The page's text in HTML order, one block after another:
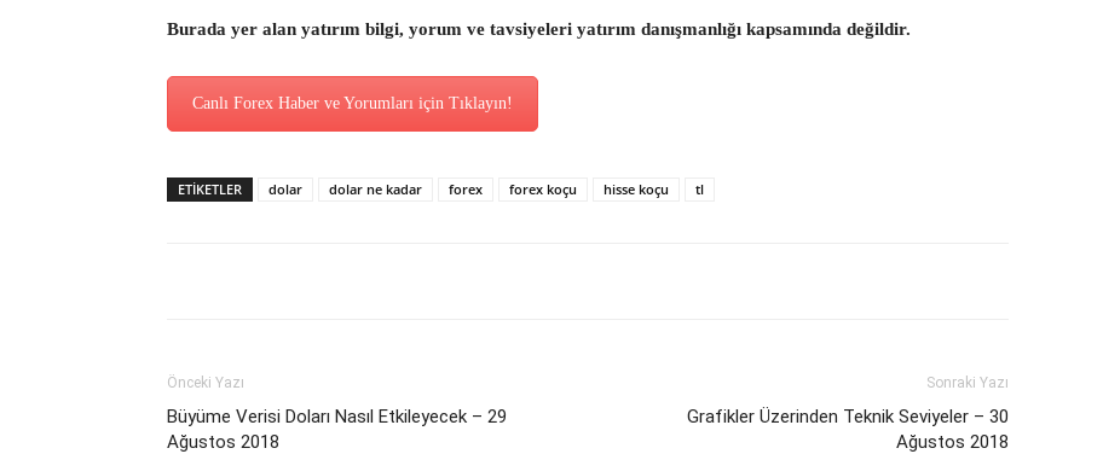
Burada yer alan yatırım bilgi, yorum ve tavsiyeleri yatırım danışmanlığı kapsamında değildir.
Canlı Forex Haber ve Yorumları için Tıklayın!
ETİKETLER dolar dolar ne kadar forex forex koçu hisse koçu tl
Önceki Yazı
Büyüme Verisi Doları Nasıl Etkileyecek – 29
Ağustos 2018
Sonraki Yazı
Grafikler Üzerinden Teknik Seviyeler – 30
Ağustos 2018